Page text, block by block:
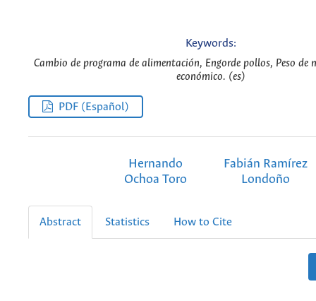
Keywords:
Cambio de programa de alimentación, Engorde pollos, Peso de
económico. (es)
PDF (Español)
Hernando
Ochoa Toro
Fabián Ramírez
Londoño
Abstract Statistics How to Cite